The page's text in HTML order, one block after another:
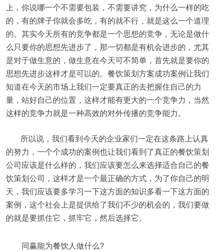
上，你说哪一个不需要包装，不需要讲究，为什么一样的吃
的，有的牌子你就会多吃，有的就不行，就是这么一个道理
的。其实今天所有的竞争都是一个思想的竞争，无论是做什
么只要你的思想先进步了，那一切都是有机会进步的，尤其
是对于做生意的，做生意在今天可不简单，首先就是要你的
思想先进步这样才是可以的。餐饮策划方案成功案例让我们
知道在今天的市场上我们一定要真正的去把握住自己的力
量，站好自己的位置，这样才能有更大的一个竞争力，当然
这样的竞争力就是一种高效的对外传播的竞争能力。
所以说，我们看到今天的企业家们一定在这条路上认真
的努力，一个个成功的案例也让我们看到了真正的餐饮策划
公司应该是什么样的，我们应该要怎么来选择适合自己的餐
饮策划公司，这样才是一个最正确的方式，为了你自己的明
天，我们应该要多学习一下这方面的知识多看一下这方面的
案例，这个社会上是提供给了我们不少的机会的，我们要做
的就是要抓住它，抓牢它，然后选择它。
同赢能为餐饮人做什么?